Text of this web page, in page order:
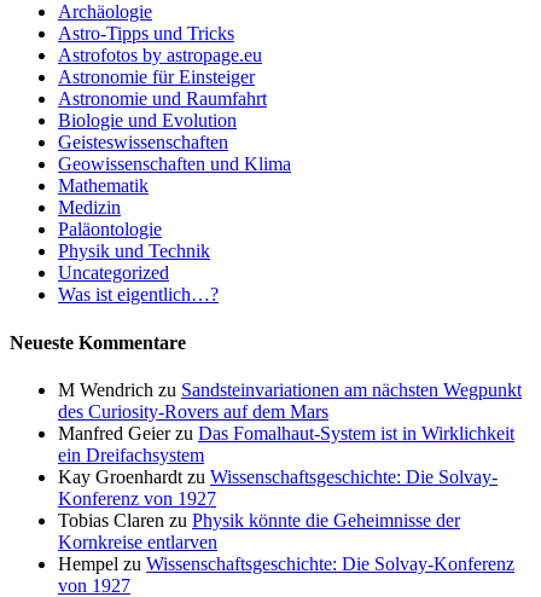
Archäologie
Astro-Tipps und Tricks
Astrofotos by astropage.eu
Astronomie für Einsteiger
Astronomie und Raumfahrt
Biologie und Evolution
Geisteswissenschaften
Geowissenschaften und Klima
Mathematik
Medizin
Paläontologie
Physik und Technik
Uncategorized
Was ist eigentlich…?
Neueste Kommentare
M Wendrich zu Sandsteinvariationen am nächsten Wegpunkt
des Curiosity-Rovers auf dem Mars
Manfred Geierzu Das Fomalhaut-System ist in Wirklichkeit
ein Dreifachsystem
Kay Groenhardt zu Wissenschaftsgeschichte: Die Solvay-
Konferenz von 1927
Tobias Claren zu Physik könnte die Geheimnisse der
Kornkreise entlarven
Hempel zu Wissenschaftsgeschichte: Die Solvay-Konferenz
von 1927